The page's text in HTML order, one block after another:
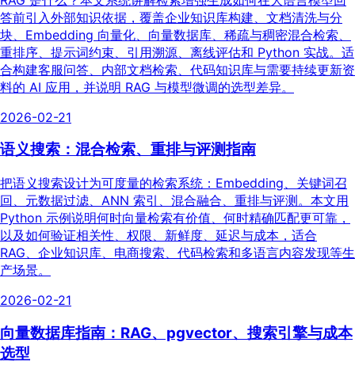
答前引入外部知识依据，覆盖企业知识库构建、文档清洗与分
块、Embedding 向量化、向量数据库、稀疏与稠密混合检索、
重排序、提示词约束、引用溯源、离线评估和 Python 实战。适
合构建客服问答、内部文档检索、代码知识库与需要持续更新资
料的 AI 应用，并说明 RAG 与模型微调的选型差异。
2026-02-21
语义搜索：混合检索、重排与评测指南
把语义搜索设计为可度量的检索系统：Embedding、关键词召
回、元数据过滤、ANN 索引、混合融合、重排与评测。本文用
Python 示例说明何时向量检索有价值、何时精确匹配更可靠，
以及如何验证相关性、权限、新鲜度、延迟与成本，适合
RAG、企业知识库、电商搜索、代码检索和多语言内容发现等生
产场景。
2026-02-21
向量数据库指南：RAG、pgvector、搜索引擎与成本
选型